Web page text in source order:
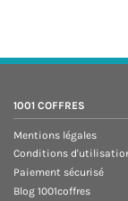
1001 COFFRES
Mentions légales
Conditions
Paiement sécurisé
Blog 1001coffres